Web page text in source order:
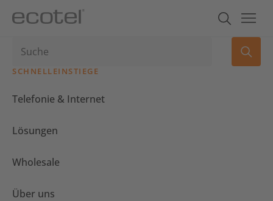
SCHNELLEINSTIEGE
Telefonie & Internet
Lösungen
Wholesale
Über uns